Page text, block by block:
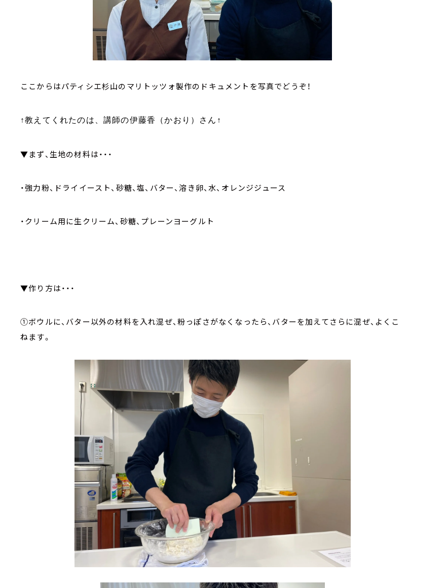
ここからはパティシエ杉山のマリトッツォ製作のドキュメントを写真でどうぞ！
↑教えてくれたのは、講師の伊藤香（かおり）さん↑
▼まず、生地の材料は・・・
・強力粉、ドライイースト、砂糖、塩、バター、溶き卵、水、オレンジジュース
・クリーム用に生クリーム、砂糖、プレーンヨーグルト
▼作り方は・・・
①ボウルに、バター以外の材料を入れ混ぜ、粉っぽさがなくなったら、バターを加えてさらに混ぜ、よくこ
ねます。